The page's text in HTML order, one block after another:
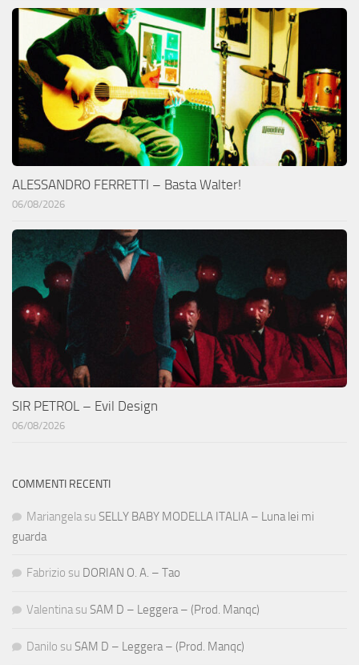
ALESSANDRO FERRETTI – Basta Walter!
06/08/2026
SIR PETROL – Evil Design
06/08/2026
COMMENTI RECENTI
Mariangela su SELLY BABY MODELLA ITALIA – Luna lei mi
guarda
Fabrizio su DORIAN O. A. – Tao
Valentina su SAM D – Leggera – (Prod. Manqc)
Danilo su SAM D – Leggera – (Prod. Manqc)